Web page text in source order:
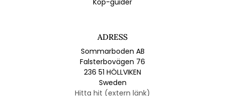
ADRESS
Sommarboden AB
Falsterbovägen 76
236 51 HÖLLVIKEN
Sweden
Hitta hit (extern länk)